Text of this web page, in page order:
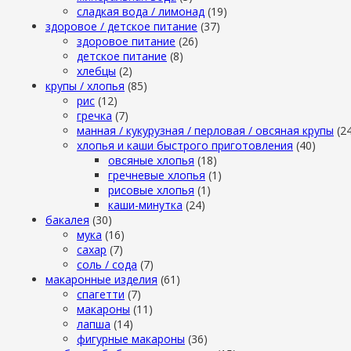
сладкая вода / лимонад (19)
здоровое / детское питание (37)
здоровое питание (26)
детское питание (8)
хлебцы (2)
крупы / хлопья (85)
рис (12)
гречка (7)
манная / кукурузная / перловая / овсяная крупы
хлопья и каши быстрого приготовления (40)
овсяные хлопья (18)
гречневые хлопья (1)
рисовые хлопья (1)
каши-минутка (24)
бакалея (30)
мука (16)
сахар (7)
cоль / cода (7)
макаронные изделия (61)
cпагетти (7)
макароны (11)
лапша (14)
фигурные макароны (36)